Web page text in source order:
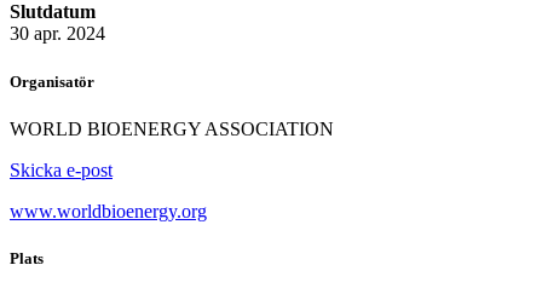
Slutdatum
30 apr. 2024
Organisatör
WORLD BIOENERGY ASSOCIATION
Skicka e-post
www.worldbioenergy.org
Plats